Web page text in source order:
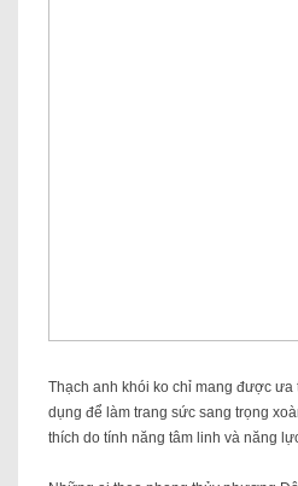
Thạch anh khói ko chỉ mang được
dụng để làm trang sức sang trọng
thích do tính năng tâm linh và năng